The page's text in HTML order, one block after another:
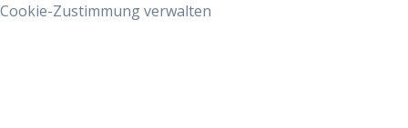
Cookie-Zustimmung verwalten